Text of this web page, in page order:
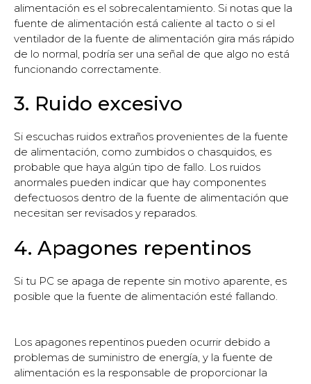
alimentación es el sobrecalentamiento. Si notas que la
fuente de alimentación está caliente al tacto o si el
ventilador de la fuente de alimentación gira más rápido
de lo normal, podría ser una señal de que algo no está
funcionando correctamente.
3. Ruido excesivo
Si escuchas ruidos extraños provenientes de la fuente
de alimentación, como zumbidos o chasquidos, es
probable que haya algún tipo de fallo. Los ruidos
anormales pueden indicar que hay componentes
defectuosos dentro de la fuente de alimentación que
necesitan ser revisados y reparados.
4. Apagones repentinos
Si tu PC se apaga de repente sin motivo aparente, es
posible que la fuente de alimentación esté fallando.
Los apagones repentinos pueden ocurrir debido a
problemas de suministro de energía, y la fuente de
alimentación es la responsable de proporcionar la